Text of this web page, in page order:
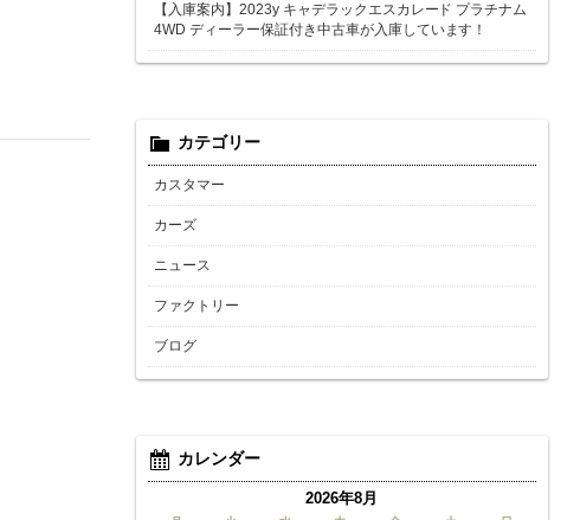
【入庫案内】2023y キャデラックエスカレード プラチナム
4WD ディーラー保証付き中古車が入庫しています！
カテゴリー
カスタマー
カーズ
ニュース
ファクトリー
ブログ
カレンダー
2026年8月